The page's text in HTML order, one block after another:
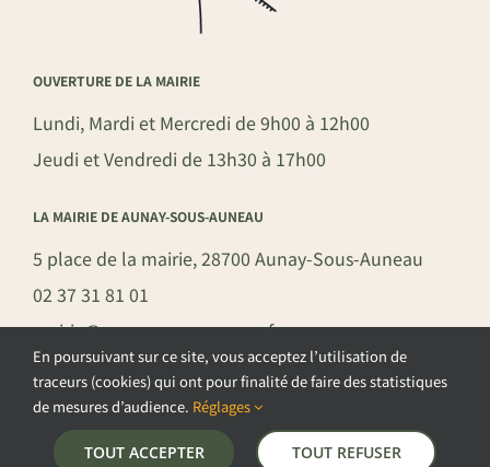
OUVERTURE DE LA MAIRIE
Lundi, Mardi et Mercredi de 9h00 à 12h00
Jeudi et Vendredi de 13h30 à 17h00
LA MAIRIE DE AUNAY-SOUS-AUNEAU
5 place de la mairie, 28700 Aunay-Sous-Auneau
02 37 31 81 01
mairie@aunay-sous-auneau.fr
©COPYRIGHT 2026 – COMMUNE DE AUNAY-SOUS-AUNEAU –
POLITIQUE DE CONFIDENTIALITÉ
GESTION DES COOKIES –
En poursuivant sur ce site, vous acceptez l’utilisation de
traceurs (cookies) qui ont pour finalité de faire des statistiques
de mesures d’audience. Réglages
TOUT ACCEPTER TOUT REFUSER